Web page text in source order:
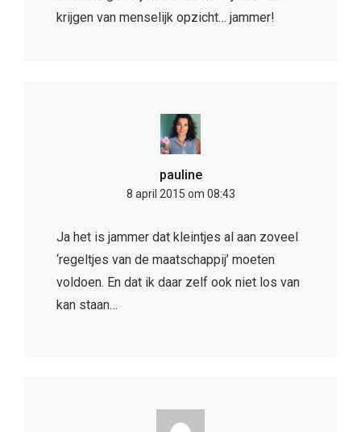
krijgen van menselijk opzicht… jammer!
pauline
8 april 2015 om 08:43
Ja het is jammer dat kleintjes al aan zoveel
‘regeltjes van de maatschappij’ moeten
voldoen. En dat ik daar zelf ook niet los van
kan staan…